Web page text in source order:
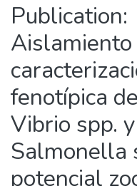
People
Statistics
Publication:
Aislamiento
fenotípica
Vibrio spp. y
Salmonella
potencial